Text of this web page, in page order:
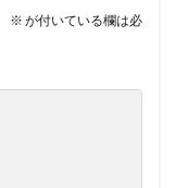
※ が付いている欄は必